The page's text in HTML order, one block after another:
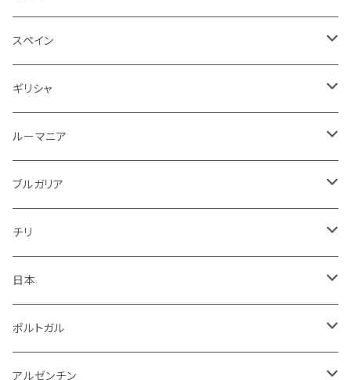
白ワイン
赤
スペイン
スパークリング
白
ドイツ
ロゼ
白
ルーマニア
赤
ブルガリア
赤
ニュージーランド
白
赤
白
赤
アメリカ
赤
オーストリア
白
赤
スパークリング
白
赤
ロゼ
スペイン
スパークリング
白
赤
ギリシャ
白
ルーマニア
赤
ブルガリア
赤
チリ
スパークリング
白
赤
日本
スパークリング
白
ポルトガル
白
アルゼンチン